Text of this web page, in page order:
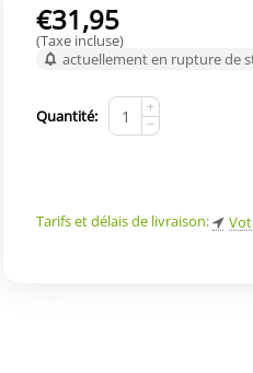
€31,95
(Taxe incluse)
actuellement en rupture de
Quantité:
+
−
Tarifs et délais de livraison: